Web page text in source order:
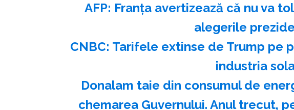
AFP: Franţa avertizează că nu va
alegerile
CNBC: Tarifele extinse de Trump pe
industria
Donalam taie din consumul de
chemarea Guvernului. Anul trecut,